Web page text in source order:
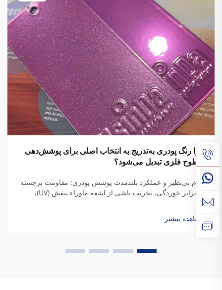
چرا رنگ پودری به‌تدریج به انتخاب اصلی برای پوشش‌دهی
سطوح فلزی تبدیل می‌شود؟
دوام بی‌نظیر و عملکرد بلندمدت پوشش پودری: مقاومت برجسته
در برابر خوردگی، تخریب ناشی از اشعه ماوراء بنفش (UV)،
عوامل جوی و قرارگیری در معرض مواد شیمیایی. ویژگی‌های
محافظتی پوشش پودری از ترکیب ویژه پلیمرهای ترموست آن
ناشی می‌شود. روش‌های سنتی...
مشاهده بیشتر